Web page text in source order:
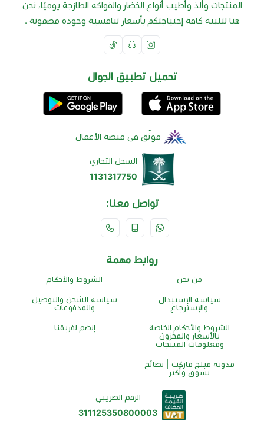
المنتجات وألذ وأطيب أنواع الخضار والفواكه الطازجة يوميًا، نحن
هنا لتلبية كافة إحتياجتكم بأسعار تنافسية وجودة مضمونة .
تحميل تطبيق الجوال
موثّق في منصة الأعمال
السجل التجاري
1131317750
تواصل معنا:
روابط مهمة
من نحن الشروط والأحكام
سياسة الإستبدال
والإسترجاع
سياسة الشحن والتوصيل
والمدفوعات
الشروط والأحكام الخاصة
بالأسعار والمخزون
ومعلومات المنتجات
إنضم لفريقنا
مدونة فيلج ماركت | نصائح
تسوق وأكثر
الرقم الضريبي
311125350800003